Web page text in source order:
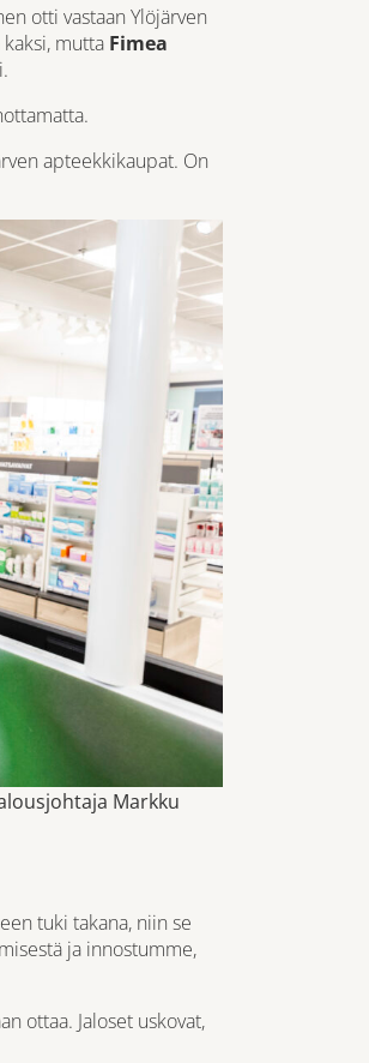
otti vastaan Ylöjärven
mutta Fimea
apteekkikaupat. On
Markku
tuki takana, niin se
ja innostumme,
ottaa. Jaloset uskovat,